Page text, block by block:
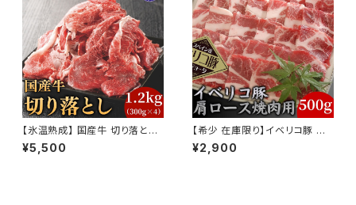
【氷温熟成】 国産牛 切り落とし
1.2ｋg 小分け300g×4P
¥5,500
【希少 在庫限り】イベリコ豚 肩
ロース 焼肉用 500g ギフト お
祝い 誕生日
¥2,900